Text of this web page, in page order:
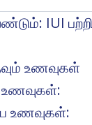
IUI பற்றி
உணவுகள்
உணவுகள்:
உணவுகள்: